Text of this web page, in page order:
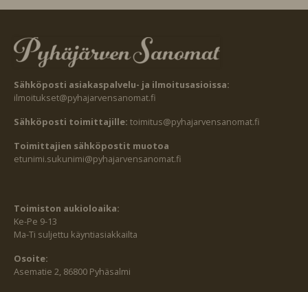
Sähköposti asiakaspalvelu- ja ilmoitusasioissa:
ilmoitukset@pyhajarvensanomat.fi
Sähköposti toimittajille: toimitus@pyhajarvensanomat.fi
Toimittajien sähköpostit muotoa
etunimi.sukunimi@pyhajarvensanomat.fi
Toimiston aukioloaika:
Ke-Pe 9-13
Ma-Ti suljettu käyntiasiakkailta
Osoite:
Asematie 2, 86800 Pyhäsalmi